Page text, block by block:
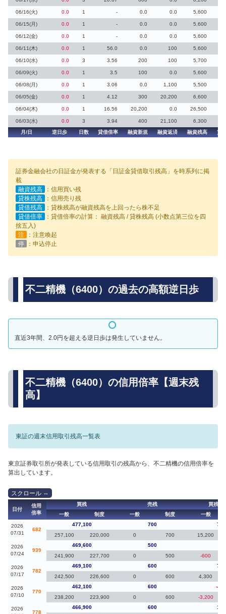
06/16(火) 0.0 1 - 0.0 0.0 5,600
06/15(月) 0.0 1 - 0.0 0.0 5,600
06/12(金) 0.0 1 - 0.0 0.0 5,600
06/11(木) 0.0 1 56.0 0.0 100 5,600
06/10(水) 0.0 3 3.56 200 100 5,700
06/09(火) 0.0 1 3.5 100 0.0 5,600
06/08(月) 0.0 1 3.06 0.0 1,100 5,500
06/05(金) 0.0 1 4.12 300 20,200 6,600
06/04(木) 0.0 1 16.56 20,200 0.0 26,500
06/03(水) 0.0 3 3.94 400 21,100
6,300
月/日
逆日歩 日数 貸借倍率 融資新規 融資返済 融資残高 貸
証券金融会社の日証金が発表する「日証金貸借取引残高」を時系列に掲
載
融資残高
：信用買い残
貸株残高
：信用売り残
貸借残高
：貸株残高が融資残高を上回ったら株不足
貸借倍率
：貸借倍率の計算： 融資残高 / 貸株残高 (小数点第三位を四
捨五入)
注
：注意喚起
停
：申込停止
不二精機（6400）の過去の高額逆日歩
直近3年間、2.0円を超える逆日歩は発生していません。
不二精機（6400）の信用倍率【週末残
高】
東証の週末信用取引残高一覧表
東京証券取引所が発表している信用取引の残高から、不二精機の信用倍率を
算出しています。
日付
信用
倍率
買残 売残
買残（
一般
制度 一般 制度 一般
2026
07/31
682
477,100 700
257,100
220,000 0 700 15,200
2026
07/24
939
469,600 500
241,900
227,700 0 500 -600
2026
07/17
782
469,100 600
242,500
226,600 0 600 4,300
2026
07/10
770
462,100 600
-
238,200
223,900 0 600 -3,200
2026
778
466,900 600